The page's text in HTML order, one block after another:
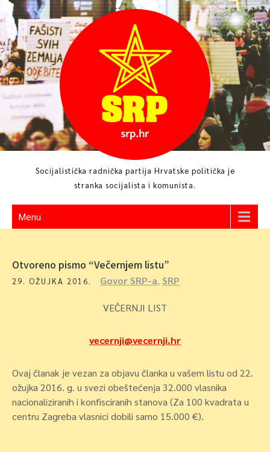
Skip
to
content
Socijalistička radnička partija Hrvatske politička je
stranka socijalista i komunista.
Menu
Otvoreno pismo “Večernjem listu”
29. OŽUJKA 2016. Govor SRP-a, SRP
VEČERNJI LIST
vecernji@vecernji.hr
Ovaj članak je vezan za objavu članka u vašem listu od 22.
ožujka 2016. g. u svezi obeštećenja 32.000 vlasnika
nacionaliziranih i konfisciranih stanova (Za 100 kvadrata u
centru Zagreba vlasnici dobili samo 15.000 €).